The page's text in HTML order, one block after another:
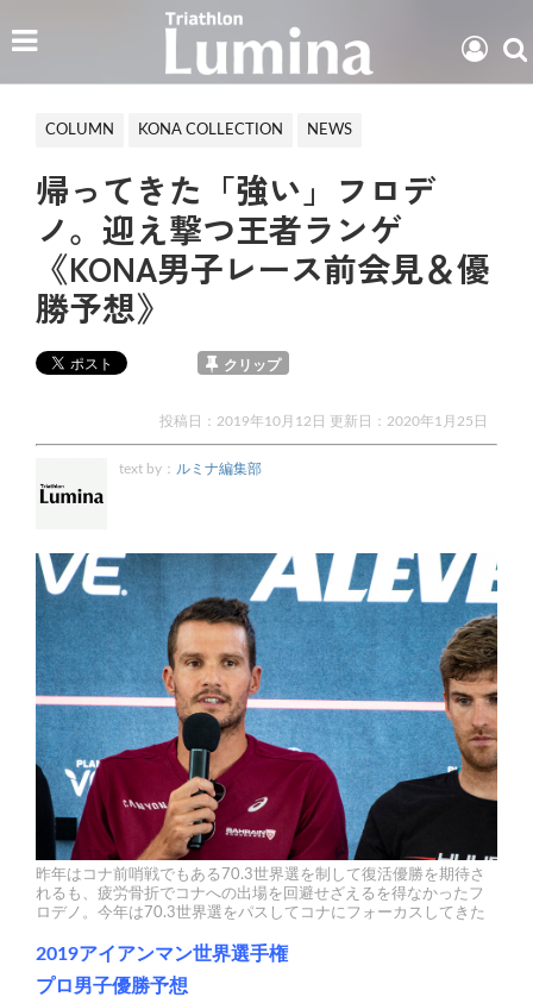
COLUMN KONA COLLECTION NEWS
帰ってきた「強い」フロデ
ノ。迎え撃つ王者ランゲ
《KONA男子レース前会見＆優
勝予想》
クリップ
投稿日：2019年10月12日 更新日： 2020年1月25日
text by： ルミナ編集部
昨年はコナ前哨戦でもある70.3世界選を制して復活優勝を期待さ
れるも、疲労骨折でコナへの出場を回避せざえるを得なかったフ
ロデノ。今年は70.3世界選をパスしてコナにフォーカスしてきた
2019アイアンマン世界選手権
プロ男子優勝予想